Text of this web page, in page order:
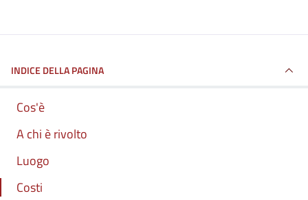
INDICE DELLA PAGINA
Cos'è
A chi è rivolto
Luogo
Costi